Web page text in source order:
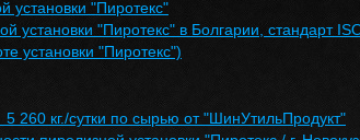
установки "Пиротекс"
установки "Пиротекс" в Болгарии, стандарт
установки "Пиротекс")
260 кг./сутки по сырью от "ШинУтильПродукт"